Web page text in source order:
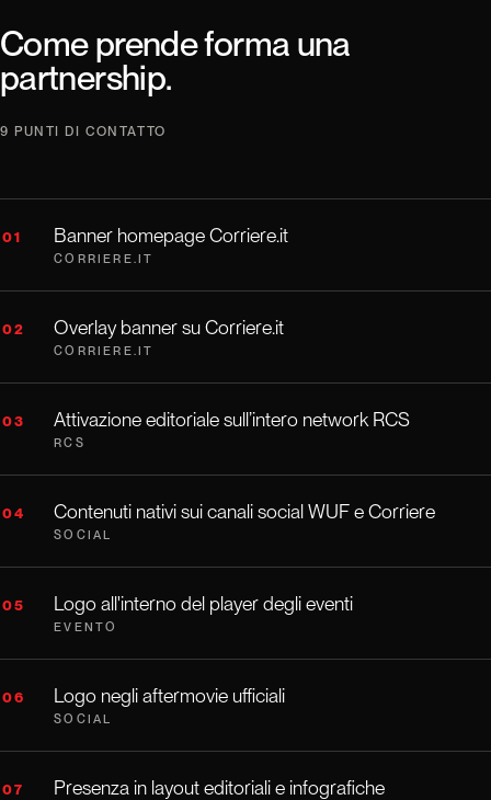
Come prende forma una
partnership.
9 PUNTI DI CONTATTO
01 Banner homepage Corriere.it
CORRIERE.IT
02 Overlay banner su Corriere.it
CORRIERE.IT
03 Attivazione editoriale sull’intero network RCS
RCS
04 Contenuti nativi sui canali social WUF e Corriere
SOCIAL
05 Logo all'interno del player degli eventi
EVENTO
06 Logo negli aftermovie ufficiali
SOCIAL
07 Presenza in layout editoriali e infografiche